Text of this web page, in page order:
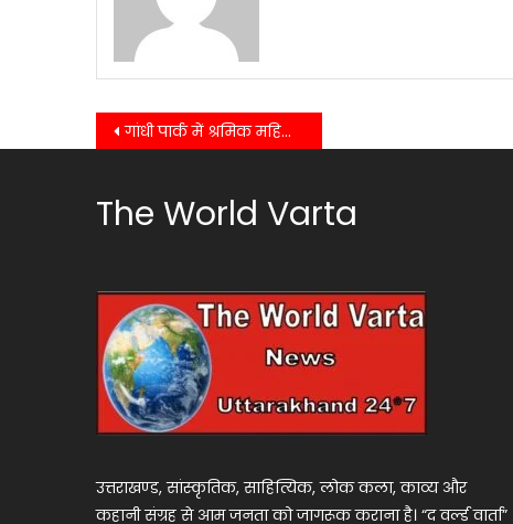
Post
गांधी पार्क में श्रमिक महिला दिवस पर जुटे संगठन, मजदूर और महिला अधिकारों पर हुई चर्चा…….
The World Varta
उत्तराखण्ड, सांस्कृतिक, साहित्यिक, लोक कला, काव्य और
कहानी संग्रह से आम जनता को जागरूक कराना है। “द वर्ल्ड वार्ता”